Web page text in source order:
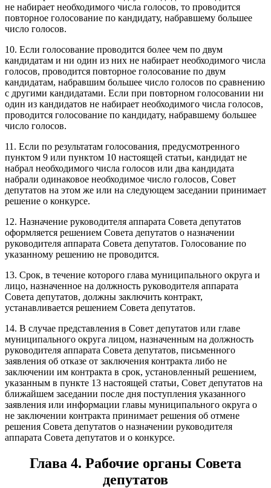
не набирает необходимого числа голосов, то проводится
повторное голосование по кандидату, набравшему большее
число голосов.
10. Если голосование проводится более чем по двум
кандидатам и ни один из них не набирает необходимого числа
голосов, проводится повторное голосование по двум
кандидатам, набравшим большее число голосов по сравнению
с другими кандидатами. Если при повторном голосовании ни
один из кандидатов не набирает необходимого числа голосов,
проводится голосование по кандидату, набравшему большее
число голосов.
11. Если по результатам голосования, предусмотренного
пунктом 9 или пунктом 10 настоящей статьи, кандидат не
набрал необходимого числа голосов или два кандидата
набрали одинаковое необходимое число голосов, Совет
депутатов на этом же или на следующем заседании принимает
решение о конкурсе.
12. Назначение руководителя аппарата Совета депутатов
оформляется решением Совета депутатов о назначении
руководителя аппарата Совета депутатов. Голосование по
указанному решению не проводится.
13. Срок, в течение которого глава муниципального округа и
лицо, назначенное на должность руководителя аппарата
Совета депутатов, должны заключить контракт,
устанавливается решением Совета депутатов.
14. В случае представления в Совет депутатов или главе
муниципального округа лицом, назначенным на должность
руководителя аппарата Совета депутатов, письменного
заявления об отказе от заключения контракта либо не
заключении им контракта в срок, установленный решением,
указанным в пункте 13 настоящей статьи, Совет депутатов на
ближайшем заседании после дня поступления указанного
заявления или информации главы муниципального округа о
не заключении контракта принимает решения об отмене
решения Совета депутатов о назначении руководителя
аппарата Совета депутатов и о конкурсе.
Глава 4. Рабочие органы Совета
депутатов